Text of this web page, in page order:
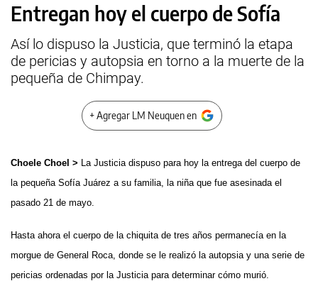
Entregan hoy el cuerpo de Sofía
Así lo dispuso la Justicia, que terminó la etapa
de pericias y autopsia en torno a la muerte de la
pequeña de Chimpay.
+ Agregar LM Neuquen en
Choele Choel > La Justicia dispuso para hoy la entrega del cuerpo de
la pequeña Sofía Juárez a su familia, la niña que fue asesinada el
pasado 21 de mayo.
Hasta ahora el cuerpo de la chiquita de tres años permanecía en la
morgue de General Roca, donde se le realizó la autopsia y una serie de
pericias ordenadas por la Justicia para determinar cómo murió.